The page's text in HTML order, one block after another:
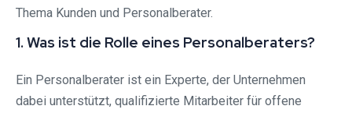
Thema Kunden und Personalberater.
1. Was ist die Rolle eines Personalberaters?
Ein Personalberater ist ein Experte, der Unternehmen
dabei unterstützt, qualifizierte Mitarbeiter für offene